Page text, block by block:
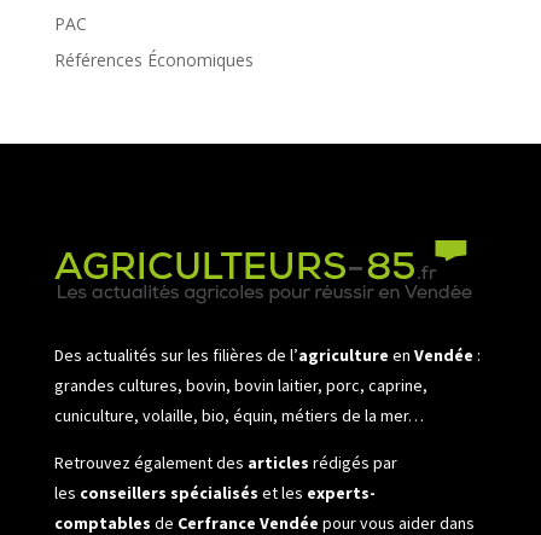
PAC
Références Économiques
Des actualités sur les filières de l’agriculture en Vendée :
grandes cultures, bovin, bovin laitier, porc, caprine,
cuniculture, volaille, bio, équin, métiers de la mer…
Retrouvez également des articles rédigés par
les conseillers spécialisés et les experts-
comptables de Cerfrance Vendée pour vous aider dans